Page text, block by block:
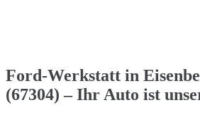
Ford-Werkstatt in
(67304) – Ihr Auto ist